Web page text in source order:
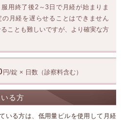
用終了後2～3日で月経が始まりま
月経を遅らせることはできません
ことも難しいですが、より確実な方
円/錠 × 日数（診察料含む）
る方
いる方は、低用量ピルを使用して月経